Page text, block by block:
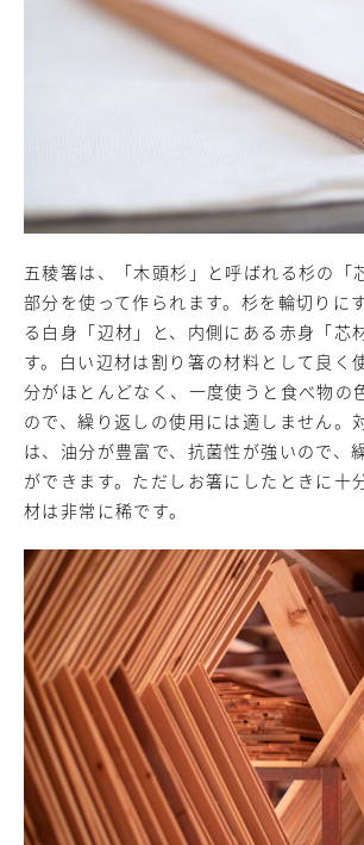
五稜箸は、「木頭杉」と呼ばれる杉の「
部分を使って作られます。杉を輪切りに
る白身「辺材」と、内側にある赤身「芯
す。白い辺材は割り箸の材料として良く
分がほとんどなく、一度使うと食べ物の
ので、繰り返しの使用には適しません。
は、油分が豊富で、抗菌性が強いので、
ができます。ただしお箸にしたときに十
材は非常に稀です。